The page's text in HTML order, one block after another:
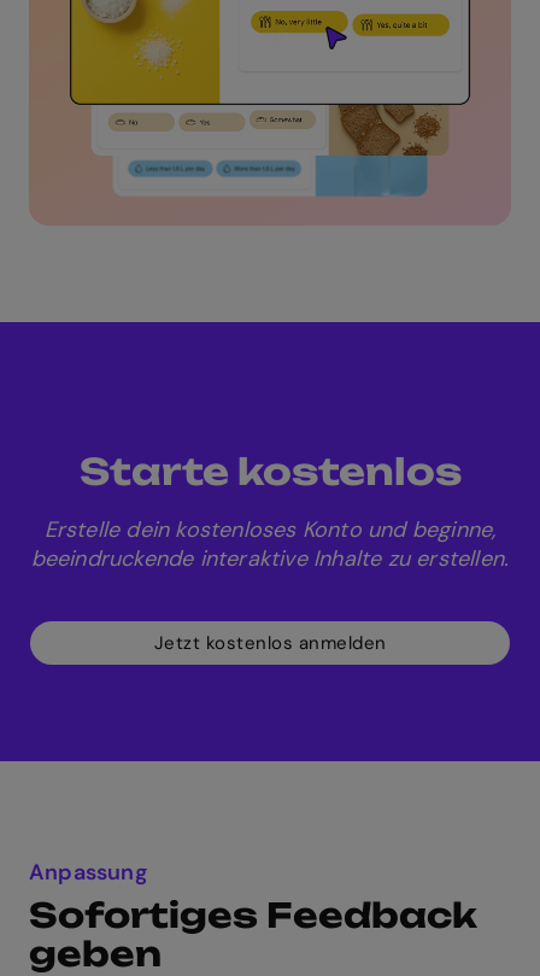
Starte kostenlos
Erstelle dein kostenloses Konto und beginne,
beeindruckende interaktive Inhalte zu erstellen.
Jetzt kostenlos anmelden
Anpassung
Sofortiges Feedback
geben